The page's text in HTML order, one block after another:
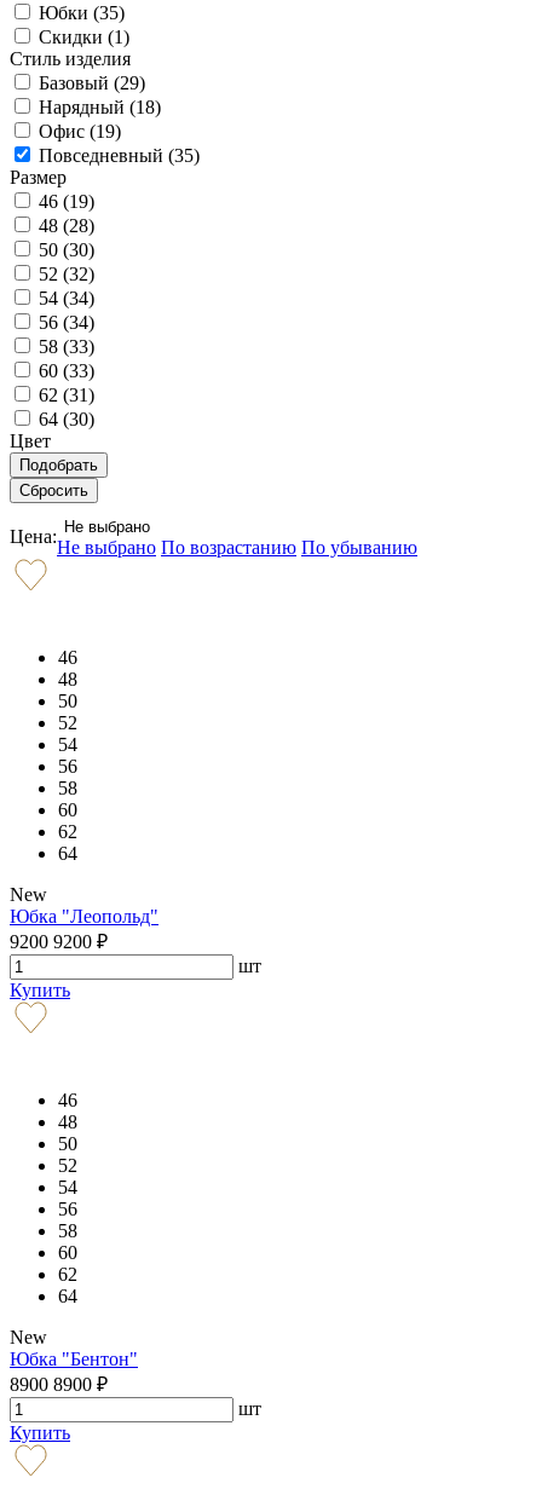
Юбки (35)
Скидки (1)
Стиль изделия
Базовый (29)
Нарядный (18)
Офис (19)
Повседневный (35)
Размер
46 (19)
48 (28)
50 (30)
52 (32)
54 (34)
56 (34)
58 (33)
60 (33)
62 (31)
64 (30)
Цвет
Цена: Не выбрано
Не выбрано По возрастанию По убыванию
46
48
50
52
54
56
58
60
62
64
New
Юбка "Леопольд"
9200 9200 ₽
шт
Купить
46
48
50
52
54
56
58
60
62
64
New
Юбка "Бентон"
8900 8900 ₽
шт
Купить